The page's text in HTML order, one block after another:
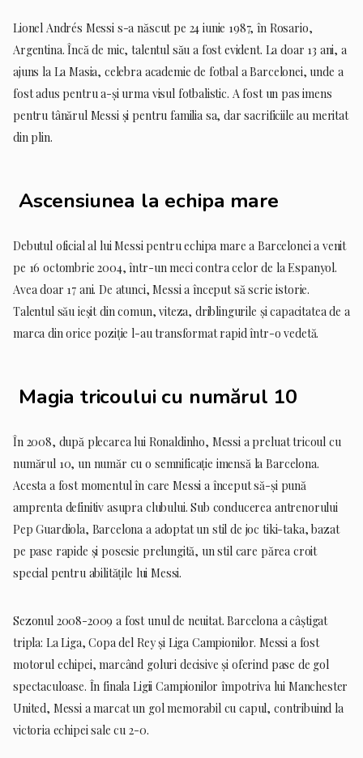
Lionel Andrés Messi s-a născut pe 24 iunie 1987, în Rosario,
Argentina. Încă de mic, talentul său a fost evident. La doar 13 ani, a
ajuns la La Masia, celebra academie de fotbal a Barcelonei, unde a
fost adus pentru a-și urma visul fotbalistic. A fost un pas imens
pentru tânărul Messi și pentru familia sa, dar sacrificiile au meritat
din plin.
Ascensiunea la echipa mare
Debutul oficial al lui Messi pentru echipa mare a Barcelonei a venit
pe 16 octombrie 2004, într-un meci contra celor de la Espanyol.
Avea doar 17 ani. De atunci, Messi a început să scrie istorie.
Talentul său ieșit din comun, viteza, driblingurile și capacitatea de a
marca din orice poziție l-au transformat rapid într-o vedetă.
Magia tricoului cu numărul 10
În 2008, după plecarea lui Ronaldinho, Messi a preluat tricoul cu
numărul 10, un număr cu o semnificație imensă la Barcelona.
Acesta a fost momentul în care Messi a început să-și pună
amprenta definitiv asupra clubului. Sub conducerea antrenorului
Pep Guardiola, Barcelona a adoptat un stil de joc tiki-taka, bazat
pe pase rapide și posesie prelungită, un stil care părea croit
special pentru abilitățile lui Messi.
Sezonul 2008-2009 a fost unul de neuitat. Barcelona a câștigat
tripla: La Liga, Copa del Rey și Liga Campionilor. Messi a fost
motorul echipei, marcând goluri decisive și oferind pase de gol
spectaculoase. În finala Ligii Campionilor împotriva lui Manchester
United, Messi a marcat un gol memorabil cu capul, contribuind la
victoria echipei sale cu 2-0.